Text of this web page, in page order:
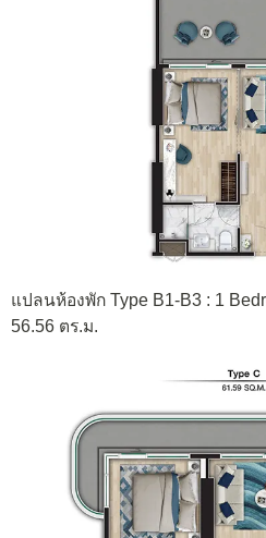
แปลนห้องพัก Type B1-B3 : 1
56.56 ตร.ม.